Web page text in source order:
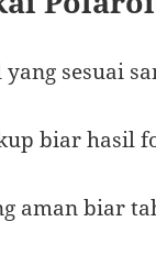
sesuai
biar hasil
aman biar